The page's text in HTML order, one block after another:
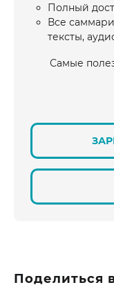
Полный
Все
тексты,
Самые
Поделиться